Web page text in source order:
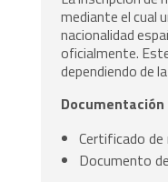
mediante el cual
nacionalidad
oficialmente.
dependiendo de
Certificado de
Documento